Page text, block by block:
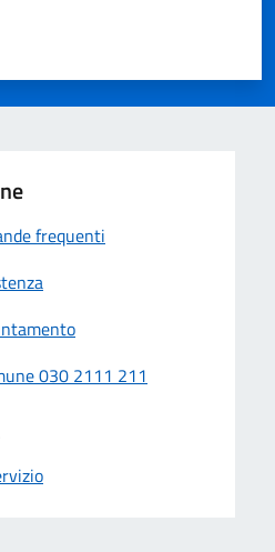
su 5
su 5
frequenti
030 2111 211